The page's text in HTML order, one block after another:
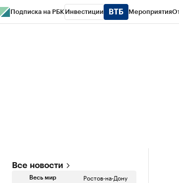
Подписка на РБК Инвестиции Мероприятия
Все новости
Весь мир Ростов-на-Дону